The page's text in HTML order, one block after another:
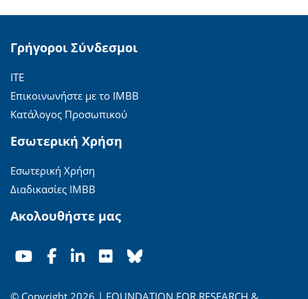
Γρήγοροι Σύνδεσμοι
ΙΤΕ
Επικοινωνήστε με το ΙΜΒΒ
Κατάλογος Προσωπικού
Εσωτερική Χρήση
Εσωτερική Χρήση
Διαδικασίες ΙΜΒΒ
Ακολουθήστε μας